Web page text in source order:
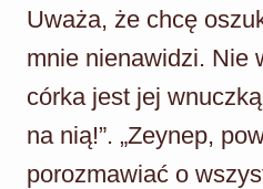
Uważa, że chcę
mnie nienawidzi. Nie
córka jest jej
na nią!”. „Zeynep,
porozmawiać o